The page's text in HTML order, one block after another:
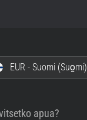
EUR - Suomi (Suo̯mi)
apua?